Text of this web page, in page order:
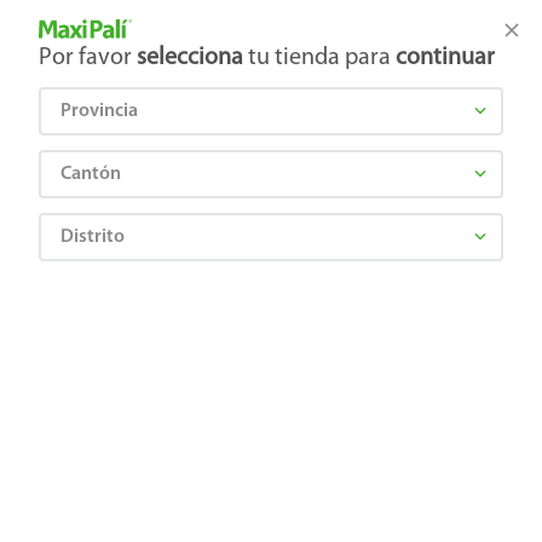
Tienda Maxi Palí
Por favor selecciona tu tienda para continuar
Provincia
Cantón
Distrito